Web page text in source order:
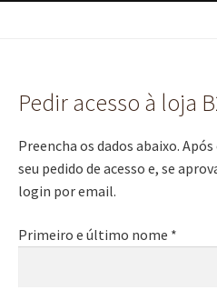
Pedir acesso à loja
Preencha os dados abaixo.
seu pedido de acesso e, se
login por email.
Primeiro e último nome *